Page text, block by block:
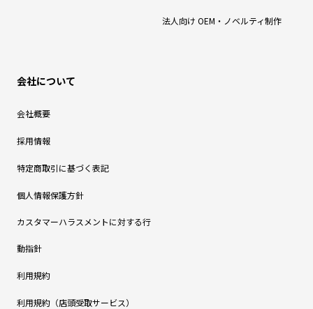
法人向け OEM・ノベルティ制作
会社について
会社概要
採用情報
特定商取引に基づく表記
個人情報保護方針
カスタマーハラスメントに対する行
動指針
利用規約
利用規約（店頭受取サービス）